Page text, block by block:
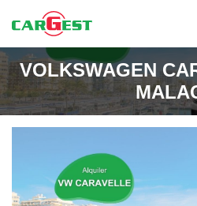
VOLKSWAGEN